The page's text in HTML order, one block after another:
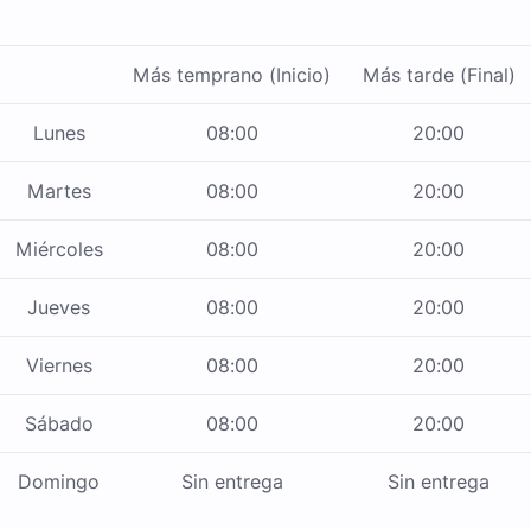
Más temprano (Inicio) Más tarde (Final)
Lunes 08:00 20:00
Martes 08:00 20:00
Miércoles 08:00 20:00
Jueves 08:00 20:00
Viernes 08:00 20:00
Sábado 08:00 20:00
Domingo Sin entrega Sin entrega